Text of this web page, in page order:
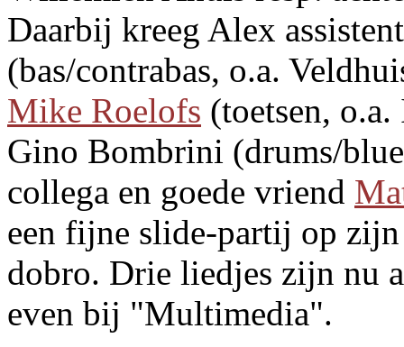
Daarbij kreeg Alex
(bas/contrabas, o.a.
Mike Roelofs (toetsen,
Gino Bombrini (drums/
collega en goede vriend
een fijne slide-partij op
dobro. Drie liedjes zijn nu
even bij "Multimedia".